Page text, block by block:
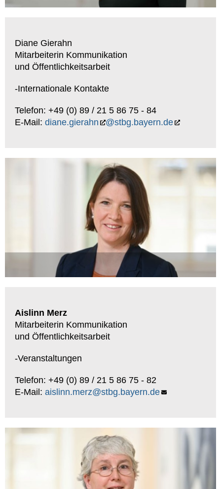
Diane Gierahn
Mitarbeiterin Kommunikation
und Öffentlichkeitsarbeit
-Internationale Kontakte
Telefon: +49 (0) 89 / 21 5 86 75 - 84
E-Mail: diane.gierahn @stbg.bayern.de
Aislinn Merz
Mitarbeiterin Kommunikation
und Öffentlichkeitsarbeit
-Veranstaltungen
Telefon: +49 (0) 89 / 21 5 86 75 - 82
E-Mail: aislinn.merz@stbg.bayern.de